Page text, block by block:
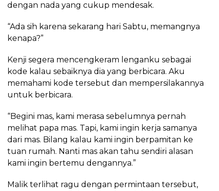
dengan nada yang cukup mendesak.
“Ada sih karena sekarang hari Sabtu, memangnya
kenapa?”
Kenji segera mencengkeram lenganku sebagai
kode kalau sebaiknya dia yang berbicara. Aku
memahami kode tersebut dan mempersilakannya
untuk berbicara.
“Begini mas, kami merasa sebelumnya pernah
melihat papa mas. Tapi, kami ingin kerja samanya
dari mas. Bilang kalau kami ingin berpamitan ke
tuan rumah. Nanti mas akan tahu sendiri alasan
kami ingin bertemu dengannya.”
Malik terlihat ragu dengan permintaan tersebut,